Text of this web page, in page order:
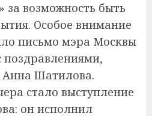
за возможность быть
Особое внимание
письмо мэра Москвы
поздравлениями,
Анна Шатилова.
стало выступление
он исполнил